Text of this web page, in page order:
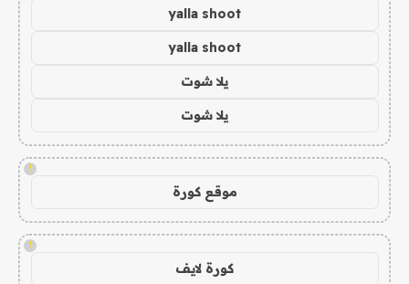
yalla shoot
yalla shoot
يلا شوت
يلا شوت
!
موقع كورة
!
كورة لايف